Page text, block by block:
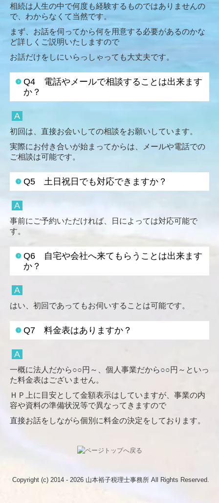
相続は人生の中で何度も経験するものではありませんの
で、わからなくて当然です。
まず、お話を伺ってから何を用意する必要があるのかな
ど詳しくご説明いたしますので
お話だけをしにいらっしゃっても大丈夫です。
Q4 電話やメールで相談することは出来ます
か？
A
初回は、直接お会いしての相談をお願いしています。
実際にお付き合いが始まってからは、メールや電話での
ご相談は可能です。
Q5 土日祝日でも対応できますか？
A
事前にご予約いただければ、日によっては対応可能で
す。
Q6 自宅や会社へ来てもらうことは出来ます
か？
A
はい、初回であってもお伺いすることは可能です。
Q7 料金表はありますか？
A
一概に法人だから○○円～、個人事業だから○○円～といっ
た料金表はございません。
ＨＰ上に目安として金額表示はしていますが、事業の内
容や資料の準備状況等で異なってきますので
直接お話をしながら個別に料金の決定をしております。
Copyright (c) 2014 - 2026 山本裕子税理士事務所 All Rights Reserved.